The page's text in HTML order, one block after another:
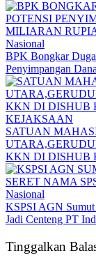
Nasional
BPK Bongkar
Penyimpangan
KEJAKSAAN
SATUAN
KKN DI DISHUB
Nasional
KSPSI AGN Sumut
Jadi Centeng PT
Tinggalkan